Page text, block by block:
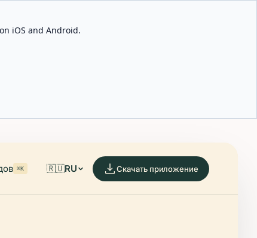
iOS and Android.
⌘K 🇷🇺RU Скачать приложение